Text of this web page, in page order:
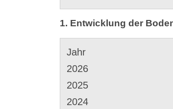
1. Entwicklung der
Jahr
2026
2025
2024